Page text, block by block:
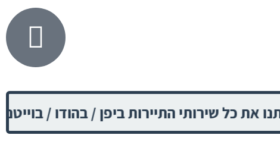
התיירות ביפן / בהודו / בוייטנאם /